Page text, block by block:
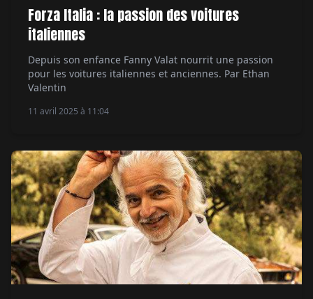
Forza Italia : la passion des voitures
italiennes
Depuis son enfance Fanny Valat nourrit une passion
pour les voitures italiennes et anciennes. Par Ethan
Valentin
11 avril 2025 à 11:04